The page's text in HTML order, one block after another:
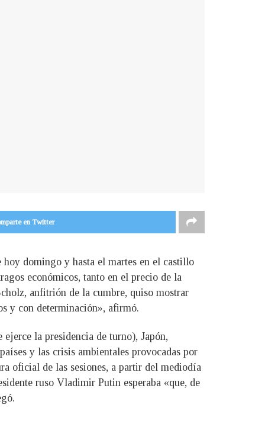
en Twitter
hoy domingo y hasta el martes en el castillo
económicos, tanto en el precio de la
anfitrión de la cumbre, quiso mostrar
y con determinación», afirmó.
la presidencia de turno), Japón,
y las crisis ambientales provocadas por
oficial de las sesiones, a partir del mediodía
ruso Vladimir Putin esperaba «que, de